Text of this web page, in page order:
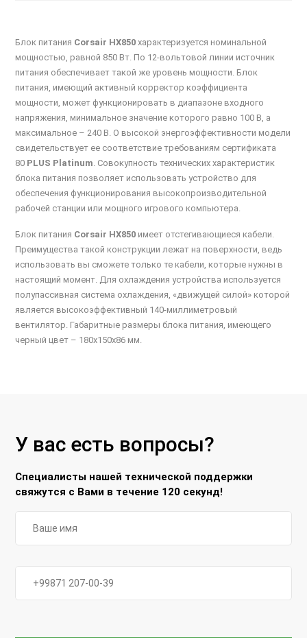
Блок питания Corsair HX850характеризуется номинальной
мощностью, равной 850 Вт. По 12-вольтовой линии источник
питания обеспечивает такой же уровень мощности. Блок
питания, имеющий активный корректор коэффициента
мощности, может функционировать в диапазоне входного
напряжения, минимальное значение которого равно 100 В, а
максимальное – 240 В. О высокой энергоэффективности модели
свидетельствует ее соответствие требованиям сертификата
80 PLUS Platinum. Совокупность технических характеристик
блока питания позволяет использовать устройство для
обеспечения функционирования высокопроизводительной
рабочей станции или мощного игрового компьютера.
Блок питания Corsair HX850 имеет отстегивающиеся кабели.
Преимущества такой конструкции лежат на поверхности, ведь
использовать вы сможете только те кабели, которые нужны в
настоящий момент. Для охлаждения устройства используется
полупассивная система охлаждения, «движущей силой» которой
является высокоэффективный 140-миллиметровый
вентилятор. Габаритные размеры блока питания, имеющего
черный цвет – 180x150x86 мм.
У вас есть вопросы?
Специалисты нашей технической поддержки
свяжутся с Вами в течение 120 секунд!